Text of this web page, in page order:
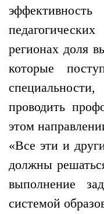
регионах доля
которые
проводить
этом
«Все эти и
должны
выполнение
системой